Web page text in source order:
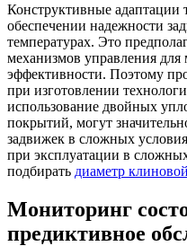
Конструктивные
обеспечении надежности
температурах. Это
механизмов управления
эффективности. Поэтому
при изготовлении
использование двойных
покрытий, могут
задвижек в сложных
при эксплуатации в
подбирать диаметр
Мониторинг
предиктивное